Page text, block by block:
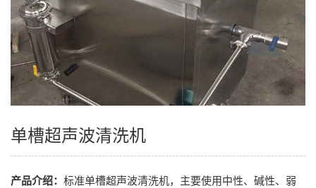
单槽超声波清洗机
产品介绍： 标准单槽超声波清洗机，主要使用中性、碱性、弱